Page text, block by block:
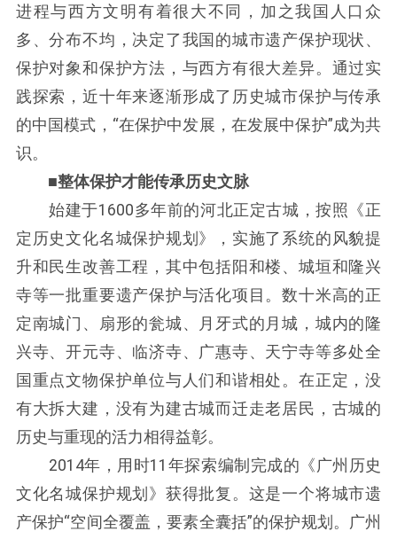
进程与西方文明有着很大不同，加之我国人口众
多、分布不均，决定了我国的城市遗产保护现状、
保护对象和保护方法，与西方有很大差异。通过实
践探索，近十年来逐渐形成了历史城市保护与传承
的中国模式，“在保护中发展，在发展中保护”成为共
识。
■整体保护才能传承历史文脉
始建于1600多年前的河北正定古城，按照《正
定历史文化名城保护规划》，实施了系统的风貌提
升和民生改善工程，其中包括阳和楼、城垣和隆兴
寺等一批重要遗产保护与活化项目。数十米高的正
定南城门、扇形的瓮城、月牙式的月城，城内的隆
兴寺、开元寺、临济寺、广惠寺、天宁寺等多处全
国重点文物保护单位与人们和谐相处。在正定，没
有大拆大建，没有为建古城而迁走老居民，古城的
历史与重现的活力相得益彰。
2014年，用时11年探索编制完成的《广州历史
文化名城保护规划》获得批复。这是一个将城市遗
产保护“空间全覆盖，要素全囊括”的保护规划。广州